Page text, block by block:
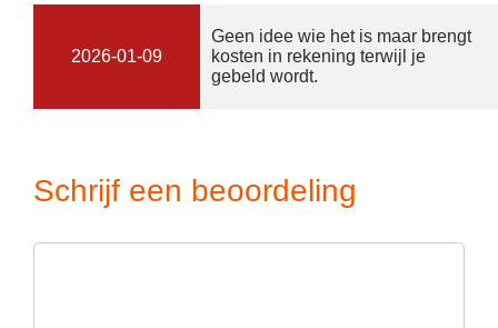
2026-01-09
Geen idee wie het is maar brengt
kosten in rekening terwijl je
gebeld wordt.
Schrijf een beoordeling